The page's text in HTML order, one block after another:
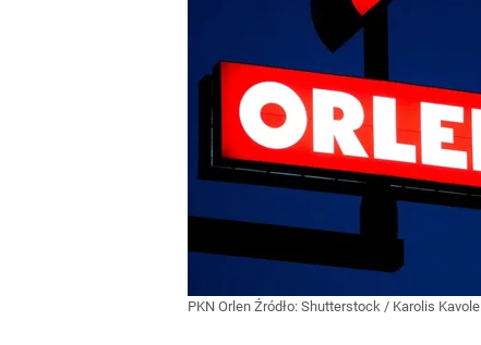
PKN Orlen Źródło: Shutterstock / Karolis